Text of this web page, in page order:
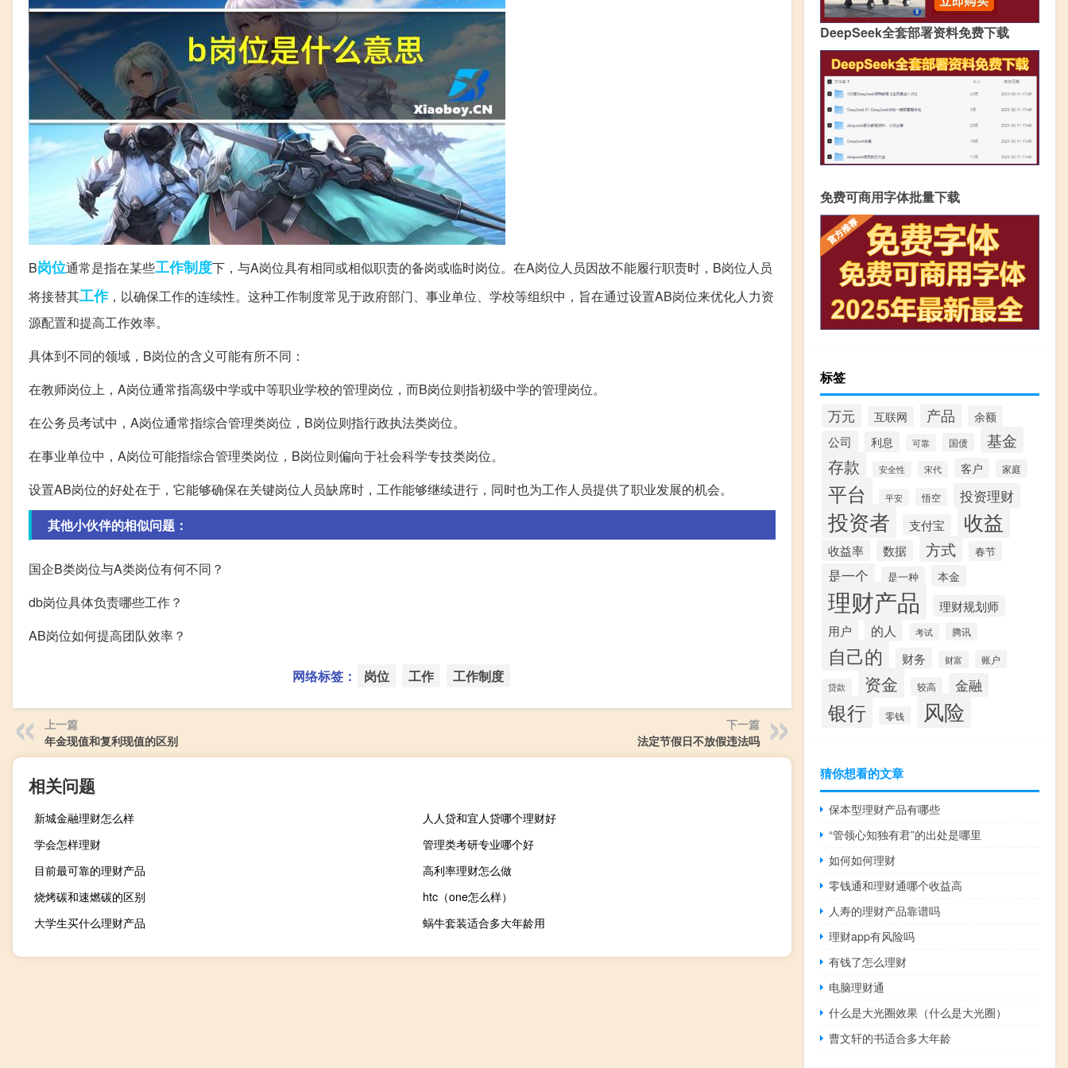
B岗位通常是指在某些工作制度下，与A岗位具有相同或相似职责的备岗或临时岗位。在A岗位人员因故不能履行职责时，B岗位人员
将接替其工作，以确保工作的连续性。这种工作制度常见于政府部门、事业单位、学校等组织中，旨在通过设置AB岗位来优化人力资
源配置和提高工作效率。
具体到不同的领域，B岗位的含义可能有所不同：
在教师岗位上，A岗位通常指高级中学或中等职业学校的管理岗位，而B岗位则指初级中学的管理岗位。
在公务员考试中，A岗位通常指综合管理类岗位，B岗位则指行政执法类岗位。
在事业单位中，A岗位可能指综合管理类岗位，B岗位则偏向于社会科学专技类岗位。
设置AB岗位的好处在于，它能够确保在关键岗位人员缺席时，工作能够继续进行，同时也为工作人员提供了职业发展的机会。
其他小伙伴的相似问题：
国企B类岗位与A类岗位有何不同？
db岗位具体负责哪些工作？
AB岗位如何提高团队效率？
网络标签： 岗位 工作 工作制度
上一篇
年金现值和复利现值的区别
下一篇
法定节假日不放假违法吗
相关问题
新城金融理财怎么样
人人贷和宜人贷哪个理财好
学会怎样理财
管理类考研专业哪个好
目前最可靠的理财产品
高利率理财怎么做
烧烤碳和速燃碳的区别
htc（one怎么样）
大学生买什么理财产品
蜗牛套装适合多大年龄用
DeepSeek全套部署资料免费下载
免费可商用字体批量下载
标签
万元 互联网 产品
余额
公司
利息 可靠 国债 基金
存款 安全性 宋代 客户 家庭
平台 平安 悟空 投资理财
投资者 支付宝 收益
收益率 数据 方式 春节
是一个 是一种 本金
理财产品
理财规划师
用户
的人 考试 腾讯
自己的 财务 财富 账户
贷款 资金 较高 金融
银行 零钱 风险
猜你想看的文章
保本型理财产品有哪些
“管领心知独有君”的出处是哪里
如何如何理财
零钱通和理财通哪个收益高
人寿的理财产品靠谱吗
理财app有风险吗
有钱了怎么理财
电脑理财通
什么是大光圈效果（什么是大光圈）
曹文轩的书适合多大年龄